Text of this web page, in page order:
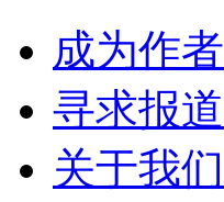
成为作者
寻求报道
关于我们